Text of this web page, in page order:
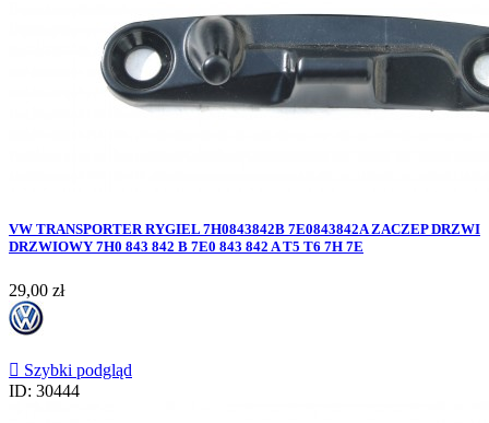
VW TRANSPORTER RYGIEL 7H0843842B 7E0843842A ZACZEP DRZWI
DRZWIOWY 7H0 843 842 B 7E0 843 842 A T5 T6 7H 7E
Cena
29,00 zł
 Szybki podgląd
ID: 30444